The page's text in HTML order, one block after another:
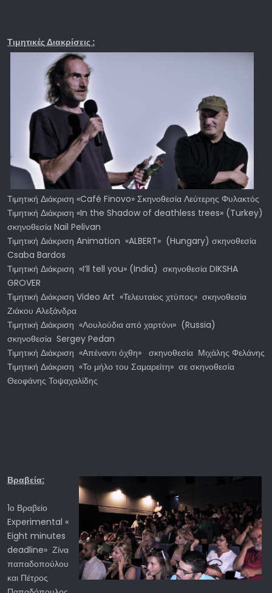
Τιμητικές Διακρίσεις :
Τιμητική Διάκριση «Café Finovo» Σκηνοθεσία Λεύτερης Φυλακτός
Τιμητική Διάκριση «In the Shadow of deathless trees» (Turkey)
σκηνοθεσία Nail Pelivan
Τιμητική Διάκριση Animation «ALBERT» (Hungary) σκηνοθεσία
Csaba Bardos
Τιμητική Διάκριση «I’ll tell you» (India) σκηνοθεσία DIKSHA
GROVER
Τιμητική Διάκριση Video Art «Τελευταίος χτύπος» σκηνοθεσία
Ζιάκου Αλεξάνδρα
Τιμητική Διάκριση «Λουλούδια από χαρτόνι» (Russia)
σκηνοθεσία Sergey Pedan
Τιμητική Διάκριση «Απέναντι όχθη» σκηνοθεσία Μιχάλης Φελάνης
Τιμητική Διάκριση «Το μήλο του Σαμαρείτη» σε σκηνοθεσία
Θεοφάνης Τοψαχαλίδης
Βραβεία:
1ο Βραβείο
Experimental «
Eight minutes
deadline» Ζίνα
παπαδοπούλου
και Πέτρος